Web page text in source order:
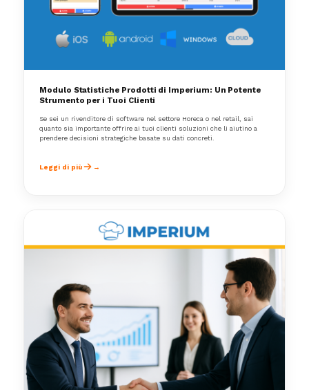
Modulo Statistiche Prodotti di Imperium: Un Potente
Strumento per i Tuoi Clienti
Se sei un rivenditore di software nel settore Horeca o nel retail, sai
quanto sia importante offrire ai tuoi clienti soluzioni che li aiutino a
prendere decisioni strategiche basate su dati concreti.
Leggi di più